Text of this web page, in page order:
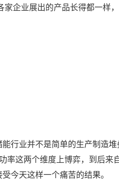
企业展出的产品长得都一样
行业并不是简单的生产制造
这两个维度上博弈，到后
今天这样一个痛苦的结果。